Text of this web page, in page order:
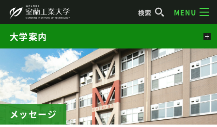
検索 MENU
メッセージ
大学案内